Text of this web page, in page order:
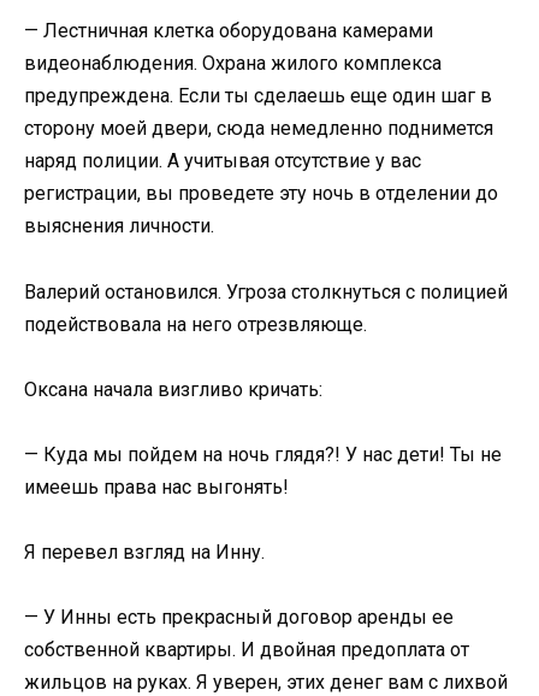
— Лестничная клетка оборудована камерами
видеонаблюдения. Охрана жилого комплекса
предупреждена. Если ты сделаешь еще один шаг в
сторону моей двери, сюда немедленно поднимется
наряд полиции. А учитывая отсутствие у вас
регистрации, вы проведете эту ночь в отделении до
выяснения личности.
Валерий остановился. Угроза столкнуться с полицией
подействовала на него отрезвляюще.
Оксана начала визгливо кричать:
— Куда мы пойдем на ночь глядя?! У нас дети! Ты не
имеешь права нас выгонять!
Я перевел взгляд на Инну.
— У Инны есть прекрасный договор аренды ее
собственной квартиры. И двойная предоплата от
жильцов на руках. Я уверен, этих денег вам с лихвой